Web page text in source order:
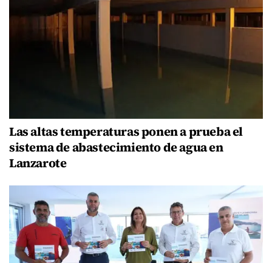
Las altas temperaturas ponen a prueba el
sistema de abastecimiento de agua en
Lanzarote